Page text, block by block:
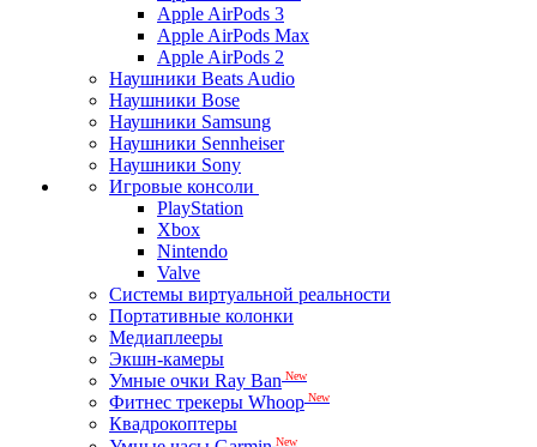
Apple AirPods 3
Apple AirPods Max
Apple AirPods 2
Наушники Beats Audio
Наушники Bose
Наушники Samsung
Наушники Sennheiser
Наушники Sony
Игровые консоли
PlayStation
Xbox
Nintendo
Valve
Системы виртуальной реальности
Портативные колонки
Медиаплееры
Экшн-камеры
Умные очки Ray Ban New
Фитнес трекеры Whoop New
Квадрокоптеры
New